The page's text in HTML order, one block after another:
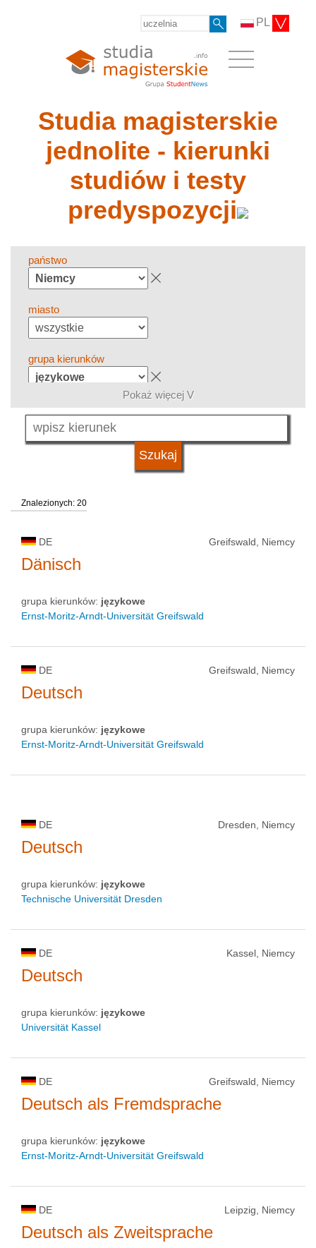
PL
Studia magisterskie
jednolite - kierunki
studiów i testy
predyspozycji
państwo
miasto
grupa kierunków
język
kwalifikacje
typ uczelni
status uczelni
Pokaż więcej V
Znalezionych: 20
DE Greifswald, Niemcy
Dänisch
grupa kierunków: językowe
Ernst-Moritz-Arndt-Universität Greifswald
DE Greifswald, Niemcy
Deutsch
grupa kierunków: językowe
Ernst-Moritz-Arndt-Universität Greifswald
DE Dresden, Niemcy
Deutsch
grupa kierunków: językowe
Technische Universität Dresden
DE Kassel, Niemcy
Deutsch
grupa kierunków: językowe
Universität Kassel
DE Greifswald, Niemcy
Deutsch als Fremdsprache
grupa kierunków: językowe
Ernst-Moritz-Arndt-Universität Greifswald
DE Leipzig, Niemcy
Deutsch als Zweitsprache